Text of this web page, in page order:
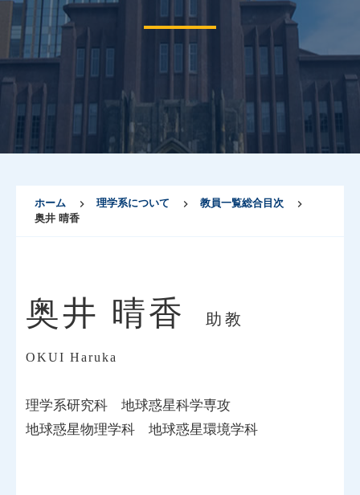
ホーム 理学系について
教員一覧総合目次
奥井 晴香
奥井 晴香 助教
OKUI Haruka
理学系研究科
地球惑星科学専攻
地球惑星物理学科
地球惑星環境学科